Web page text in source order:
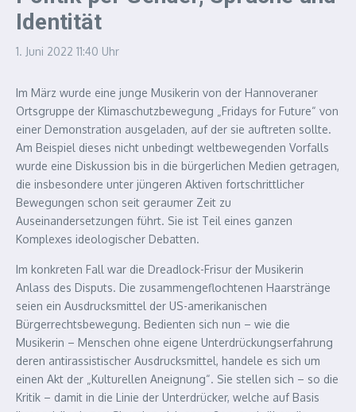
Identität
1. Juni 2022 11:40 Uhr
Im März wurde eine junge Musikerin von der Hannoveraner
Ortsgruppe der Klimaschutzbewegung „Fridays for Future“ von
einer Demonstration ausgeladen, auf der sie auftreten sollte.
Am Beispiel dieses nicht unbedingt weltbewegenden Vorfalls
wurde eine Diskussion bis in die bürgerlichen Medien getragen,
die insbesondere unter jüngeren Aktiven fortschrittlicher
Bewegungen schon seit geraumer Zeit zu
Auseinandersetzungen führt. Sie ist Teil eines ganzen
Komplexes ideologischer Debatten.
Im konkreten Fall war die Dreadlock-Frisur der Musikerin
Anlass des Disputs. Die zusammengeflochtenen Haarstränge
seien ein Ausdrucksmittel der US-amerikanischen
Bürgerrechtsbewegung. Bedienten sich nun – wie die
Musikerin – Menschen ohne eigene Unterdrückungserfahrung
deren antirassistischer Ausdrucksmittel, handele es sich um
einen Akt der „Kulturellen Aneignung“. Sie stellen sich – so die
Kritik – damit in die Linie der Unterdrücker, welche auf Basis